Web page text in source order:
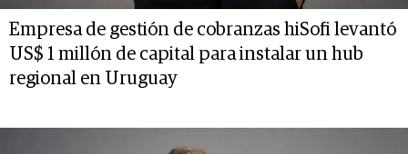
Empresa de gestión de cobranzas hiSofi levantó
US$ 1 millón de capital para instalar un hub
regional en Uruguay